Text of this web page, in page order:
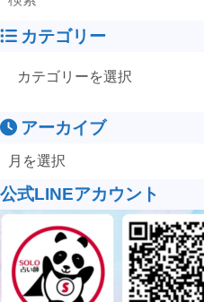
カテゴリー
アーカイブ
公式LINEアカウント